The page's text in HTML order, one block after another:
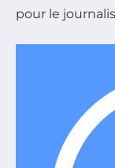
pour le